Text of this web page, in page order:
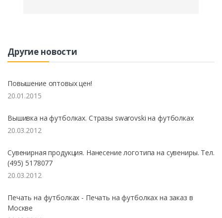
Другие новости
Повышение оптовых цен!
20.01.2015
Вышивка на футболках. Стразы swarovski на футболках
20.03.2012
Сувенирная продукция. Нанесение логотипа на сувениры. Тел.
(495) 5178077
20.03.2012
Печать на футболках - Печать на футболках на заказ в
Москве